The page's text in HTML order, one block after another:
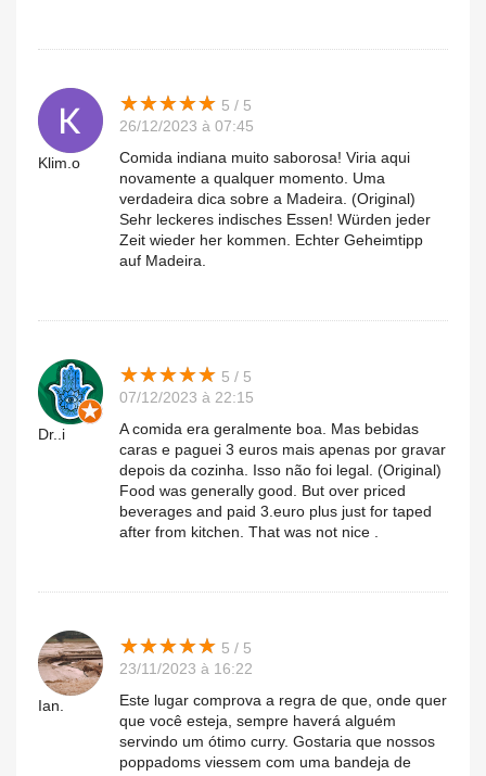
Klim.o
★★★★★
★★★★★ 5 / 5
26/12/2023 à 07:45
Comida indiana muito saborosa! Viria aqui
novamente a qualquer momento. Uma
verdadeira dica sobre a Madeira. (Original)
Sehr leckeres indisches Essen! Würden jeder
Zeit wieder her kommen. Echter Geheimtipp
auf Madeira.
Dr..i
★★★★★
★★★★★ 5 / 5
07/12/2023 à 22:15
A comida era geralmente boa. Mas bebidas
caras e paguei 3 euros mais apenas por gravar
depois da cozinha. Isso não foi legal. (Original)
Food was generally good. But over priced
beverages and paid 3.euro plus just for taped
after from kitchen. That was not nice .
Ian.
★★★★★
★★★★★ 5 / 5
23/11/2023 à 16:22
Este lugar comprova a regra de que, onde quer
que você esteja, sempre haverá alguém
servindo um ótimo curry. Gostaria que nossos
poppadoms viessem com uma bandeja de